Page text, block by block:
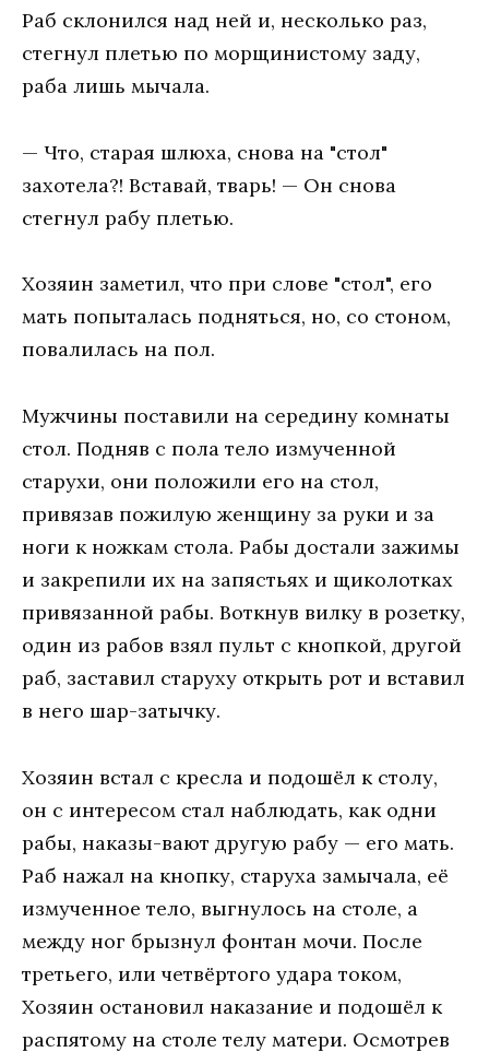
Раб склонился над ней и, несколько раз,
стегнул плетью по морщинистому заду,
раба лишь мычала.
— Что, старая шлюха, снова на "стол"
захотела?! Вставай, тварь! — Он снова
стегнул рабу плетью.
Хозяин заметил, что при слове "стол", его
мать попыталась подняться, но, со стоном,
повалилась на пол.
Мужчины поставили на середину комнаты
стол. Подняв с пола тело измученной
старухи, они положили его на стол,
привязав пожилую женщину за руки и за
ноги к ножкам стола. Рабы достали зажимы
и закрепили их на запястьях и щиколотках
привязанной рабы. Воткнув вилку в розетку,
один из рабов взял пульт с кнопкой, другой
раб, заставил старуху открыть рот и вставил
в него шар-затычку.
Хозяин встал с кресла и подошёл к столу,
он с интересом стал наблюдать, как одни
рабы, наказы-вают другую рабу — его мать.
Раб нажал на кнопку, старуха замычала, её
измученное тело, выгнулось на столе, а
между ног брызнул фонтан мочи. После
третьего, или четвёртого удара током,
Хозяин остановил наказание и подошёл к
распятому на столе телу матери. Осмотрев